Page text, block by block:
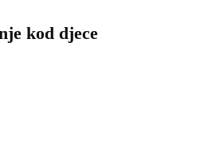
kod djece